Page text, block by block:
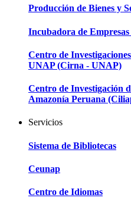
Producción de Bienes y
Incubadora de
Centro de
UNAP (Cirna - UNAP)
Centro de Investigación
Amazonía Peruana
Servicios
Sistema de Bibliotecas
Ceunap
Centro de Idiomas